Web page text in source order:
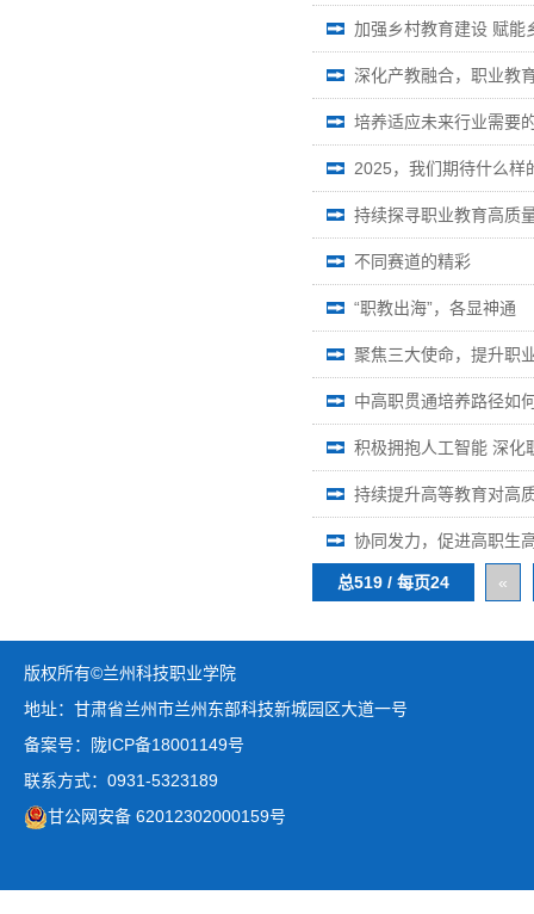
加强乡村教育建设 赋能
深化产教融合，职业教
培养适应未来行业需要
2025，我们期待什么样
持续探寻职业教育高质
不同赛道的精彩
“职教出海”，各显神通
聚焦三大使命，提升职
中高职贯通培养路径如
积极拥抱人工智能 深化
持续提升高等教育对高
协同发力，促进高职生
总519 / 每页24 «
版权所有©兰州科技职业学院
地址：甘肃省兰州市兰州东部科技新城园区大道一号
备案号：陇ICP备18001149号
联系方式：0931-5323189
甘公网安备 62012302000159号